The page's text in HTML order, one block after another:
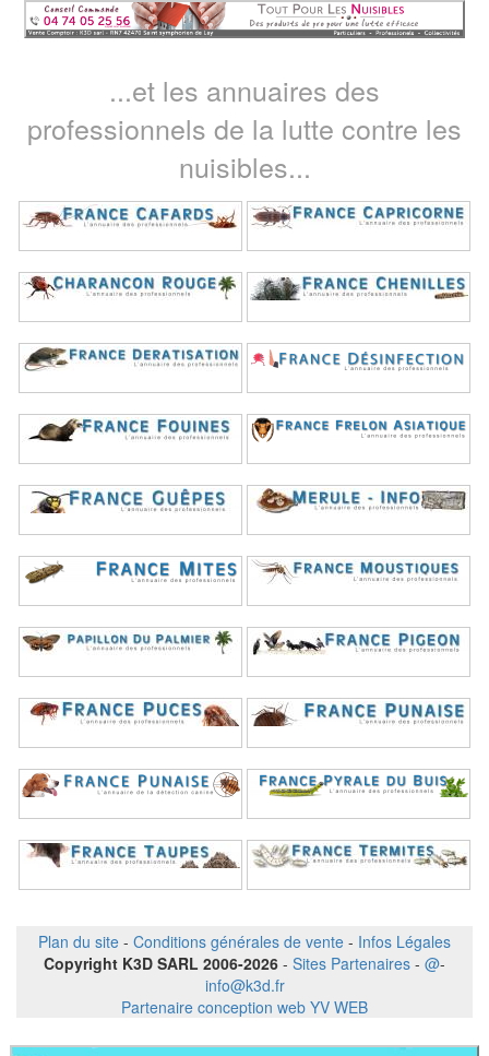
...et les annuaires des
professionnels de la lutte contre les
nuisibles...
Plan du site - Conditions générales de vente - Infos Légales
Copyright K3D SARL 2006-2026 - Sites Partenaires - @-
info@k3d.fr
Partenaire conception web YV WEB